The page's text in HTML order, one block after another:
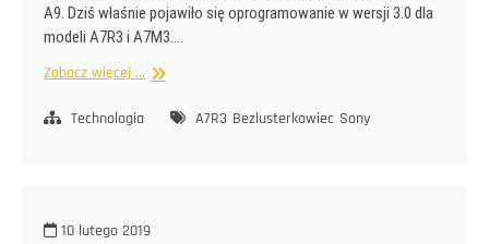
A9. Dziś właśnie pojawiło się oprogramowanie w wersji 3.0 dla
modeli A7R3 i A7M3.…
Zobacz więcej ... A7R3
Technologia A7R3 Bezlusterkowiec Sony
10 lutego 2019